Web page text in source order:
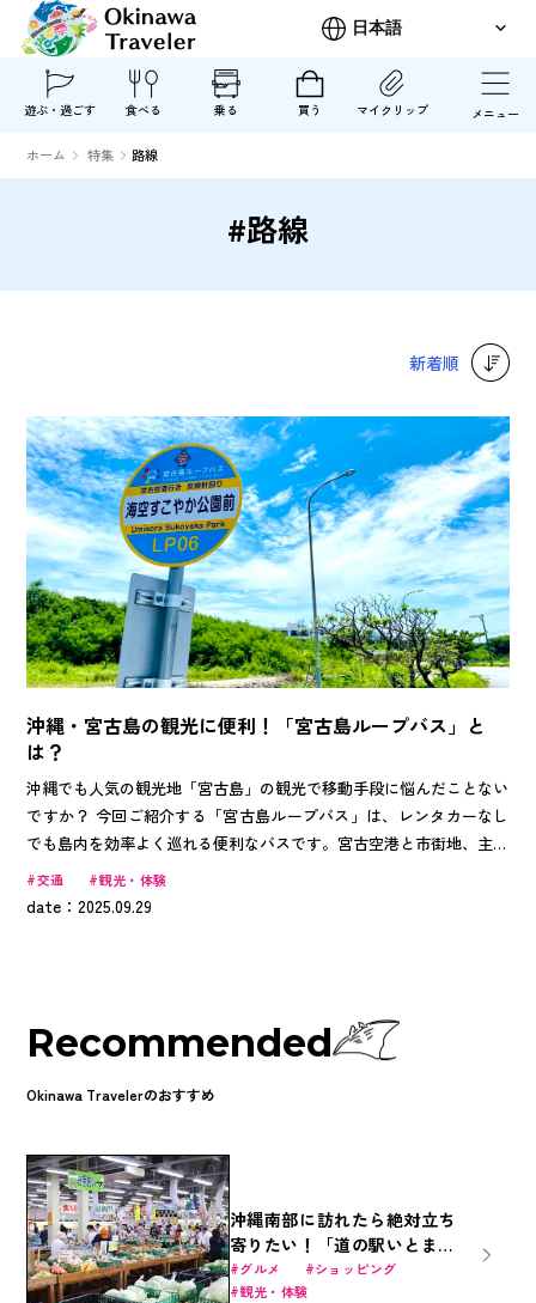
遊ぶ・過ごす 食べる 乗る 買う マイクリップ メニュー
ホーム 特集 路線
#路線
新着順
沖縄・宮古島の観光に便利！「宮古島ループバス」と
は？
沖縄でも人気の観光地「宮古島」の観光で移動手段に悩んだことない
ですか？ 今回ご紹介する「宮古島ループバス」は、レンタカーなし
でも島内を効率よく巡れる便利なバスです。宮古空港と市街地、主要
な観光スポットを結ぶ2つのルートで運行しており、1日乗り放題のフ
リーパスを利用すれば、時間を気にせず観光を楽しめます。 「せっ
交通 観光・体験
date：2025.09.29
Recommended
Okinawa Travelerのおすすめ
沖縄南部に訪れたら絶対立ち
寄りたい！「道の駅いとま
ん」が人気の理由とは？
グルメ
ショッピング
観光・体験